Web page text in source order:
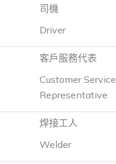
司機
Driver
客戶服務代表
Customer Service
Representative
焊接工人
Welder